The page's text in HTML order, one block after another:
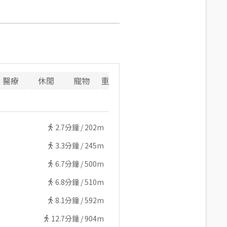
醫療 休閒 寵物
重要設施
2.7分鐘 / 202m
3.3分鐘 / 245m
6.7分鐘 /500m
6.8分鐘 /510m
8.1分鐘 /592m
12.7分鐘 /904m